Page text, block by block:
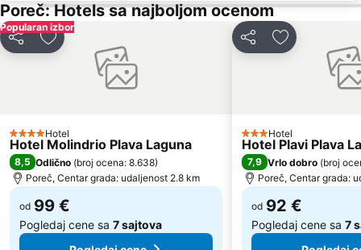
Stand up Comedy by Željko Pervan
Vile Park Bernardin
Autobusna postaja Pula
Maslinica
Fisherman's Party
Laguna
Aquarium Piran
Staro mesto Piran
Mirta
Communal Palace
Poreč: Hotels sa najboljom ocenom
Popularan izbor
Deli Dodati u favorite
4 Zvezdice
Hotel
Hotel Molindrio Plava Laguna
8,5 Odlično (broj ocena: 8.638)
Poreč, Centar grada: udaljenost 2.8 km
od 99 €
Pogledaj cene sa 7 sajtova
Deli Dodati u
3 Zvezdice
Hotel
Hotel Plavi Plava
7,9 Vrlo dobro (broj
Poreč, Centar grada:
od 92 €
Pogledaj cene sa 7